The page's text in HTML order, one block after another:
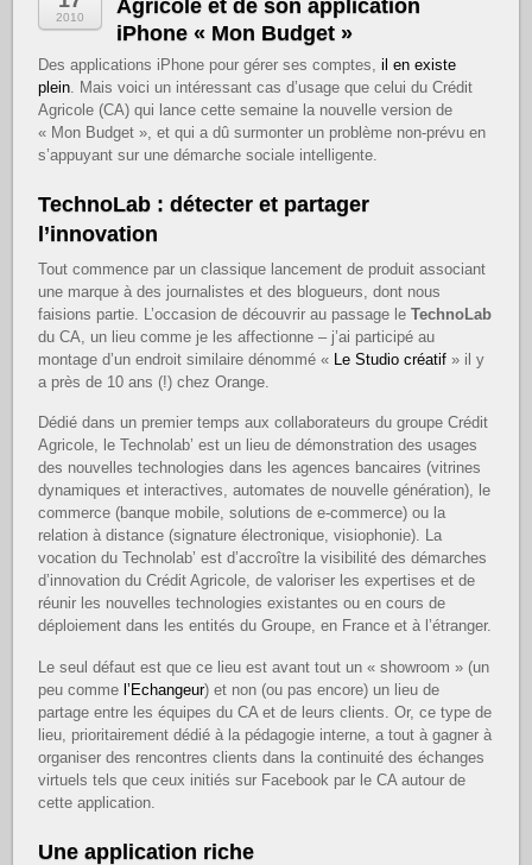
2010
Agricole et de son application
iPhone « Mon Budget »
Des applications iPhone pour gérer ses comptes,il en existe
plein . Mais voici un intéressant cas d’usage que celui du Crédit
Agricole (CA) qui lance cette semaine la nouvelle version de
« Mon Budget », et qui a dû surmonter un problème non-prévu en
s’appuyant sur une démarche sociale intelligente.
TechnoLab : détecter et partager
l’innovation
Tout commence par un classique lancement de produit associant
une marque à des journalistes et des blogueurs, dont nous
faisions partie. L’occasion de découvrir au passage leTechnoLab
du CA, un lieu comme je les affectionne – j’ai participé au
montage d’un endroit similaire dénommé «
Le Studio créatif » il y
a près de 10 ans (!) chez Orange.
Dédié dans un premier temps aux collaborateurs du groupe Crédit
Agricole, le Technolab’ est un lieu de démonstration des usages
des nouvelles technologies dans les agences bancaires (vitrines
dynamiques et interactives, automates de nouvelle génération), le
commerce (banque mobile, solutions de e-commerce) ou la
relation à distance (signature électronique, visiophonie). La
vocation du Technolab’ est d’accroître la visibilité des démarches
d’innovation du Crédit Agricole, de valoriser les expertises et de
réunir les nouvelles technologies existantes ou en cours de
déploiement dans les entités du Groupe, en France et à l’étranger.
Le seul défaut est que ce lieu est avant tout un « showroom » (un
peu comme l’Echangeur) et non (ou pas encore) un lieu de
partage entre les équipes du CA et de leurs clients. Or, ce type de
lieu, prioritairement dédié à la pédagogie interne, a tout à gagner à
organiser des rencontres clients dans la continuité des échanges
virtuels tels que ceux initiés sur Facebook par le CA autour de
cette application.
Une application riche